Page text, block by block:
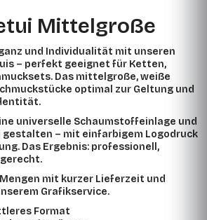
Mittelgroße
und Individualität mit unseren
– perfekt geeignet für Ketten,
Das mittelgroße, weiße
optimal zur Geltung und
universelle Schaumstoffeinlage und
gestalten – mit einfarbigem Logodruck
Das Ergebnis: professionell,
mit kurzer Lieferzeit und
Grafikservice.
Format